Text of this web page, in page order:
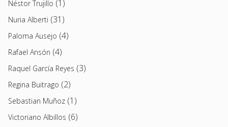
Néstor Trujillo (1)
Nuria Alberti (31)
Paloma Ausejo (4)
Rafael Ansón (4)
Raquel García Reyes (3)
Regina Buitrago (2)
Sebastian Muñoz (1)
Victoriano Albillos (6)